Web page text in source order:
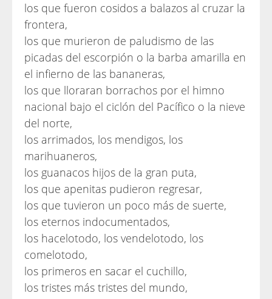
los que fueron cosidos a balazos al cruzar la
frontera,
los que murieron de paludismo de las
picadas del escorpión o la barba amarilla en
el infierno de las bananeras,
los que lloraran borrachos por el himno
nacional bajo el ciclón del Pacífico o la nieve
del norte,
los arrimados, los mendigos, los
marihuaneros,
los guanacos hijos de la gran puta,
los que apenitas pudieron regresar,
los que tuvieron un poco más de suerte,
los eternos indocumentados,
los hacelotodo, los vendelotodo, los
comelotodo,
los primeros en sacar el cuchillo,
los tristes más tristes del mundo,